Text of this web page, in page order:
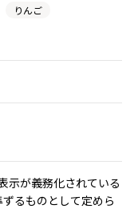
りんご
示が義務化されている
るものとして定めら